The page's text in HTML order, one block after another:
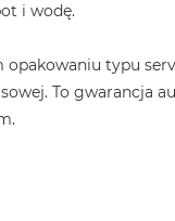
i wodę.
typu
To gwarancja